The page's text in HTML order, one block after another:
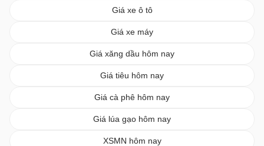
Giá xe ô tô
Giá xe máy
Giá xăng dầu hôm nay
Giá tiêu hôm nay
Giá cà phê hôm nay
Giá lúa gạo hôm nay
XSMN hôm nay